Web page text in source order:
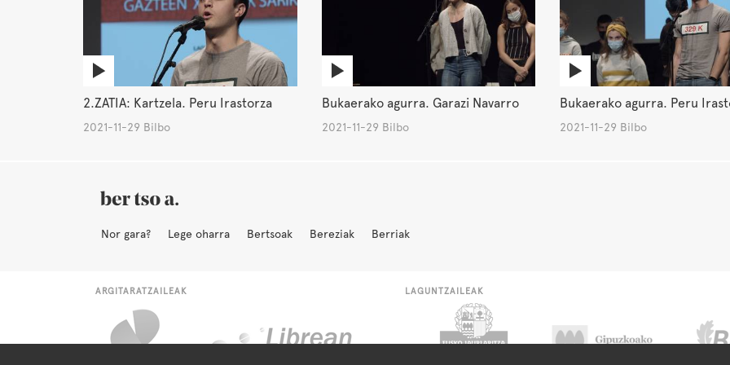
2.ZATIA: Kartzela. Peru Irastorza
2021-11-29 Bilbo
Bukaerako agurra. Garazi Navarro
2021-11-29 Bilbo
Bukaerako agurra. Peru
2021-11-29 Bilbo
Nor gara? Lege oharra Bertsoak Bereziak Berriak
ARGITARATZAILEAK LAGUNTZAILEAK